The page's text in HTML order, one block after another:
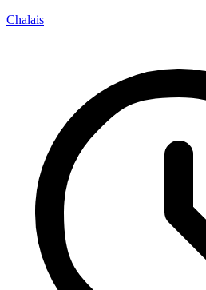
Chalais